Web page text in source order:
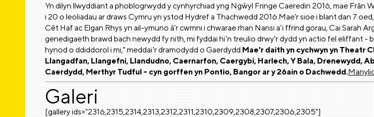
Yn dilyn llwyddiant a phoblogrwydd y cynhyrchiad yng Ngŵyl Fringe Caeredin 2016, mae
i 20 o leoliadau ar draws Cymru yn ystod Hydref a Thachwedd 2016.Mae'r sioe i blant dan 7
Cêt Haf ac Elgan Rhys yn ail-ymuno â'r cwmni i chwarae rhan Nansi a'i ffrind gorau, Cai.Sarah
genedigaeth brawd bach newydd fy nith, mi fyddai hi'n treulio drwy'r dydd yn actio fel eliffant -
hynod o ddiddorol i mi," meddai'r dramodydd o Gaerdydd.Mae'r daith yn cychwyn yn Theatr
Llangadfan, Llangefni, Llandudno, Caernarfon, Caergybi, Harlech, Y Bala,
Caerdydd, Merthyr Tudful - cyn gorffen yn Pontio, Bangor ar y 26ain o Dachwedd.
Galeri
[gallery ids="2316,2315,2314,2313,2312,2311,2310,2309,2308,2307,2306,2305"]